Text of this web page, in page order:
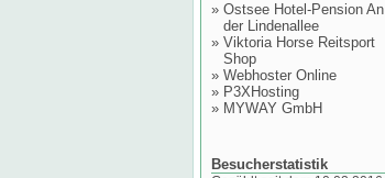
» Ostsee Hotel-Pension An
der Lindenallee
» Viktoria Horse Reitsport
Shop
» Webhoster Online
» P3XHosting
» MYWAY GmbH
Besucherstatistik